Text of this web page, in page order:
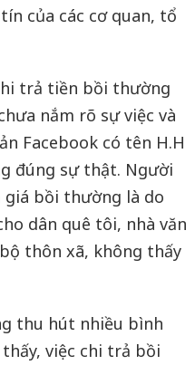
của các cơ quan, tổ
trả tiền bồi thường
nắm rõ sự việc và
Facebook có tên H.H
đúng sự thật. Người
giá bồi thường là do
dân quê tôi, nhà văn
thôn xã, không thấy
thu hút nhiều bình
việc chi trả bồi